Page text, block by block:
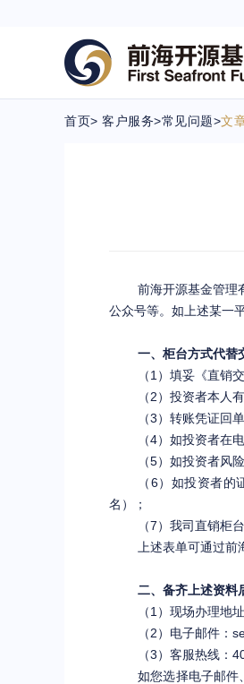
首页>客户服务>常见问题>文
前海开源基金管理
公众号等。如上述某一
一、柜台方式代替
（1）填妥《直销
（2）投资者本人
（3）转账凭证回
（4）如投资者在
（5）如投资者风
（6）如投资者
名）；
（7）我司直销柜
上述表单可通过前
二、备齐上述资料
（1）现场办理地
（2）电子邮件：
（3）客服热线：
如您选择电子邮件